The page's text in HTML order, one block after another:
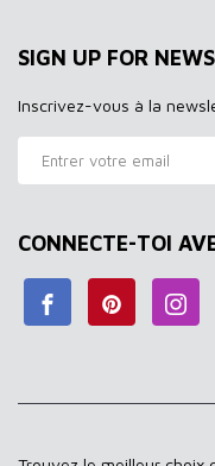
SIGN UP FOR
Inscrivez-vous à la
CONNECTE-TOI